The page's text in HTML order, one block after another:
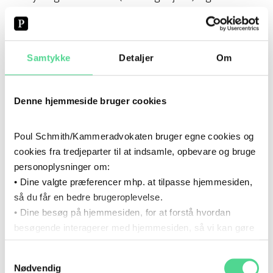
Samtykke Detaljer Om
Denne hjemmeside bruger cookies
Poul Schmith/Kammeradvokaten bruger egne cookies og
cookies fra tredjeparter til at indsamle, opbevare og bruge
personoplysninger om:
• Dine valgte præferencer mhp. at tilpasse hjemmesiden,
så du får en bedre brugeroplevelse.
• Dine besøg på hjemmesiden, for at forstå hvordan
besøgende interagerer med hjemmesiden, så vi kan gøre
Du kan til enhver tid tilbagekalde dit samtykke via det link,
Nødvendig
med en faglig interesse for især lednings- og
ekspropriationsret.
på erstatning for begrænset råden over arealer.
praksis.
HAR NABOER TIL KOMMUNALE VEJPROJEKTER
PARTSSTATUS?
NYT IE-DIREKTIV: KOMMUNERNE FÅR FLERE